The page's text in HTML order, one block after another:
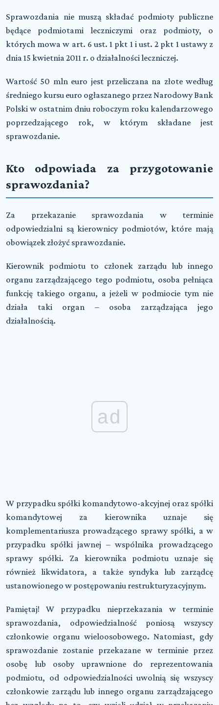
Sprawozdania nie muszą składaćpodmioty publiczne
będące podmiotami leczniczymi oraz podmioty, o
których mowa w art. 6 ust. 1 pkt 1 i ust. 2 pkt 1 ustawy z
dnia 15 kwietnia 2011 r. o działalności leczniczej.
Wartość 50 mln euro jest przeliczana na złote według
średniego kursu euro ogłaszanego przez Narodowy Bank
Polski w ostatnim dniu roboczym roku kalendarzowego
poprzedzającego rok, w którym składane jest
sprawozdanie.
Kto odpowiada za przygotowanie
sprawozdania?
Za przekazanie sprawozdania w terminie
odpowiedzialni sąkierownicy podmiotów, które mają
obowiązek złożyć sprawozdanie.
Kierownik podmiotu to członek zarządu lub innego
organu zarządzającego tego podmiotu, osoba pełniąca
funkcję takiego organu, a jeżeli w podmiocie tym nie
działa taki organ – osoba zarządzająca jego
działalnością.
ad
W przypadku spółki komandytowo-akcyjnej oraz spółki
komandytowej za kierownika uznaje się
komplementariusza prowadzącego sprawy spółki, a w
przypadku spółki jawnej – wspólnika prowadzącego
sprawy spółki. Za kierownika podmiotu uznaje się
również likwidatora, a także syndyka lub zarządcę
ustanowionego w postępowaniu restrukturyzacyjnym.
Pamiętaj! W przypadku nieprzekazania w terminie
sprawozdania, odpowiedzialność poniosą wszyscy
członkowie organu wieloosobowego. Natomiast, gdy
sprawozdanie zostanie przekazane w terminie przez
osobę lub osoby uprawnione do reprezentowania
podmiotu, od odpowiedzialności uwolnią się wszyscy
członkowie zarządu lub innego organu zarządzającego